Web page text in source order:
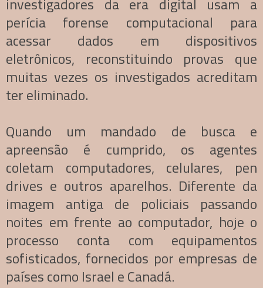
perícia forense computacional para
acessar dados em dispositivos
eletrônicos, reconstituindo provas que
muitas vezes os investigados acreditam
ter eliminado.
Quando um mandado de busca e
apreensão é cumprido, os agentes
coletam computadores, celulares, pen
drives e outros aparelhos. Diferente da
imagem antiga de policiais passando
noites em frente ao computador, hoje o
processo conta com equipamentos
sofisticados, fornecidos por empresas de
países como Israel e Canadá.